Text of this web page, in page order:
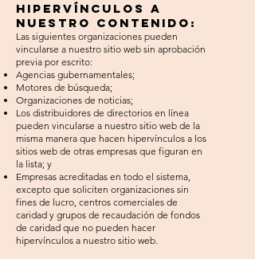
Hipervínculos a
nuestro contenido:
Las siguientes organizaciones pueden
vincularse a nuestro sitio web sin aprobación
previa por escrito:
Agencias gubernamentales;
Motores de búsqueda;
Organizaciones de noticias;
Los distribuidores de directorios en línea
pueden vincularse a nuestro sitio web de la
misma manera que hacen hipervínculos a los
sitios web de otras empresas que figuran en
la lista; y
Empresas acreditadas en todo el sistema,
excepto que soliciten organizaciones sin
fines de lucro, centros comerciales de
caridad y grupos de recaudación de fondos
de caridad que no pueden hacer
hipervínculos a nuestro sitio web.